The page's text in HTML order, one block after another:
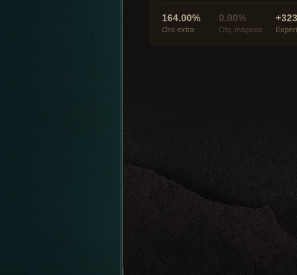
164.00%
Oro extra
0.00%
Obj. mágicos